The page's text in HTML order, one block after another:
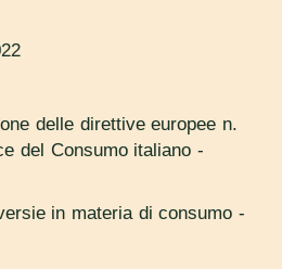
delle direttive europee n.
del Consumo italiano -
in materia di consumo -